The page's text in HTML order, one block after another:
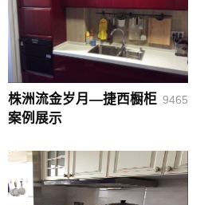
株洲流金岁月—捷西橱柜
案例展示
9465